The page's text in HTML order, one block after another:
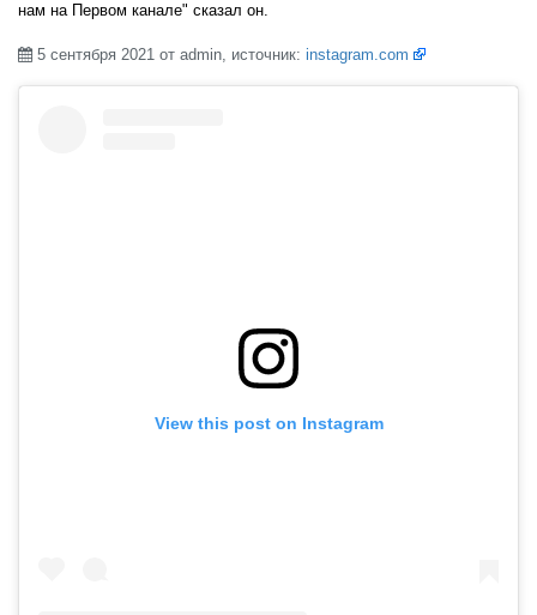
нам на Первом канале" сказал он.
 5 сентября 2021 от admin, источник: instagram.com
View this post on Instagram